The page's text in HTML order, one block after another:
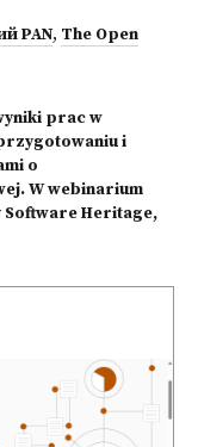
PAN, The Open
prac w
i
o
W webinarium
Heritage,